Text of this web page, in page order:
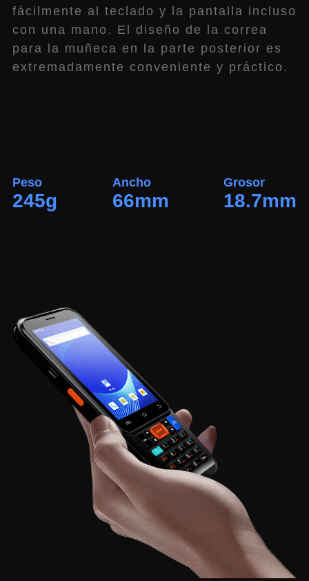
fácilmente al teclado y la pantalla incluso
con una mano. El diseño de la correa
para la muñeca en la parte posterior es
extremadamente conveniente y práctico.
Peso
245g
Ancho
66mm
Grosor
18.7mm